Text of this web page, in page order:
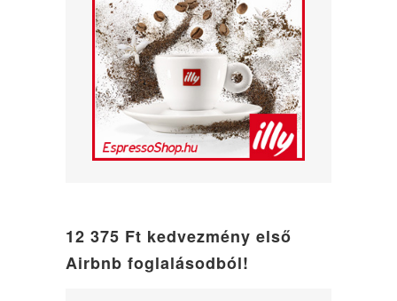
12 375 Ft kedvezmény első
Airbnb foglalásodból!